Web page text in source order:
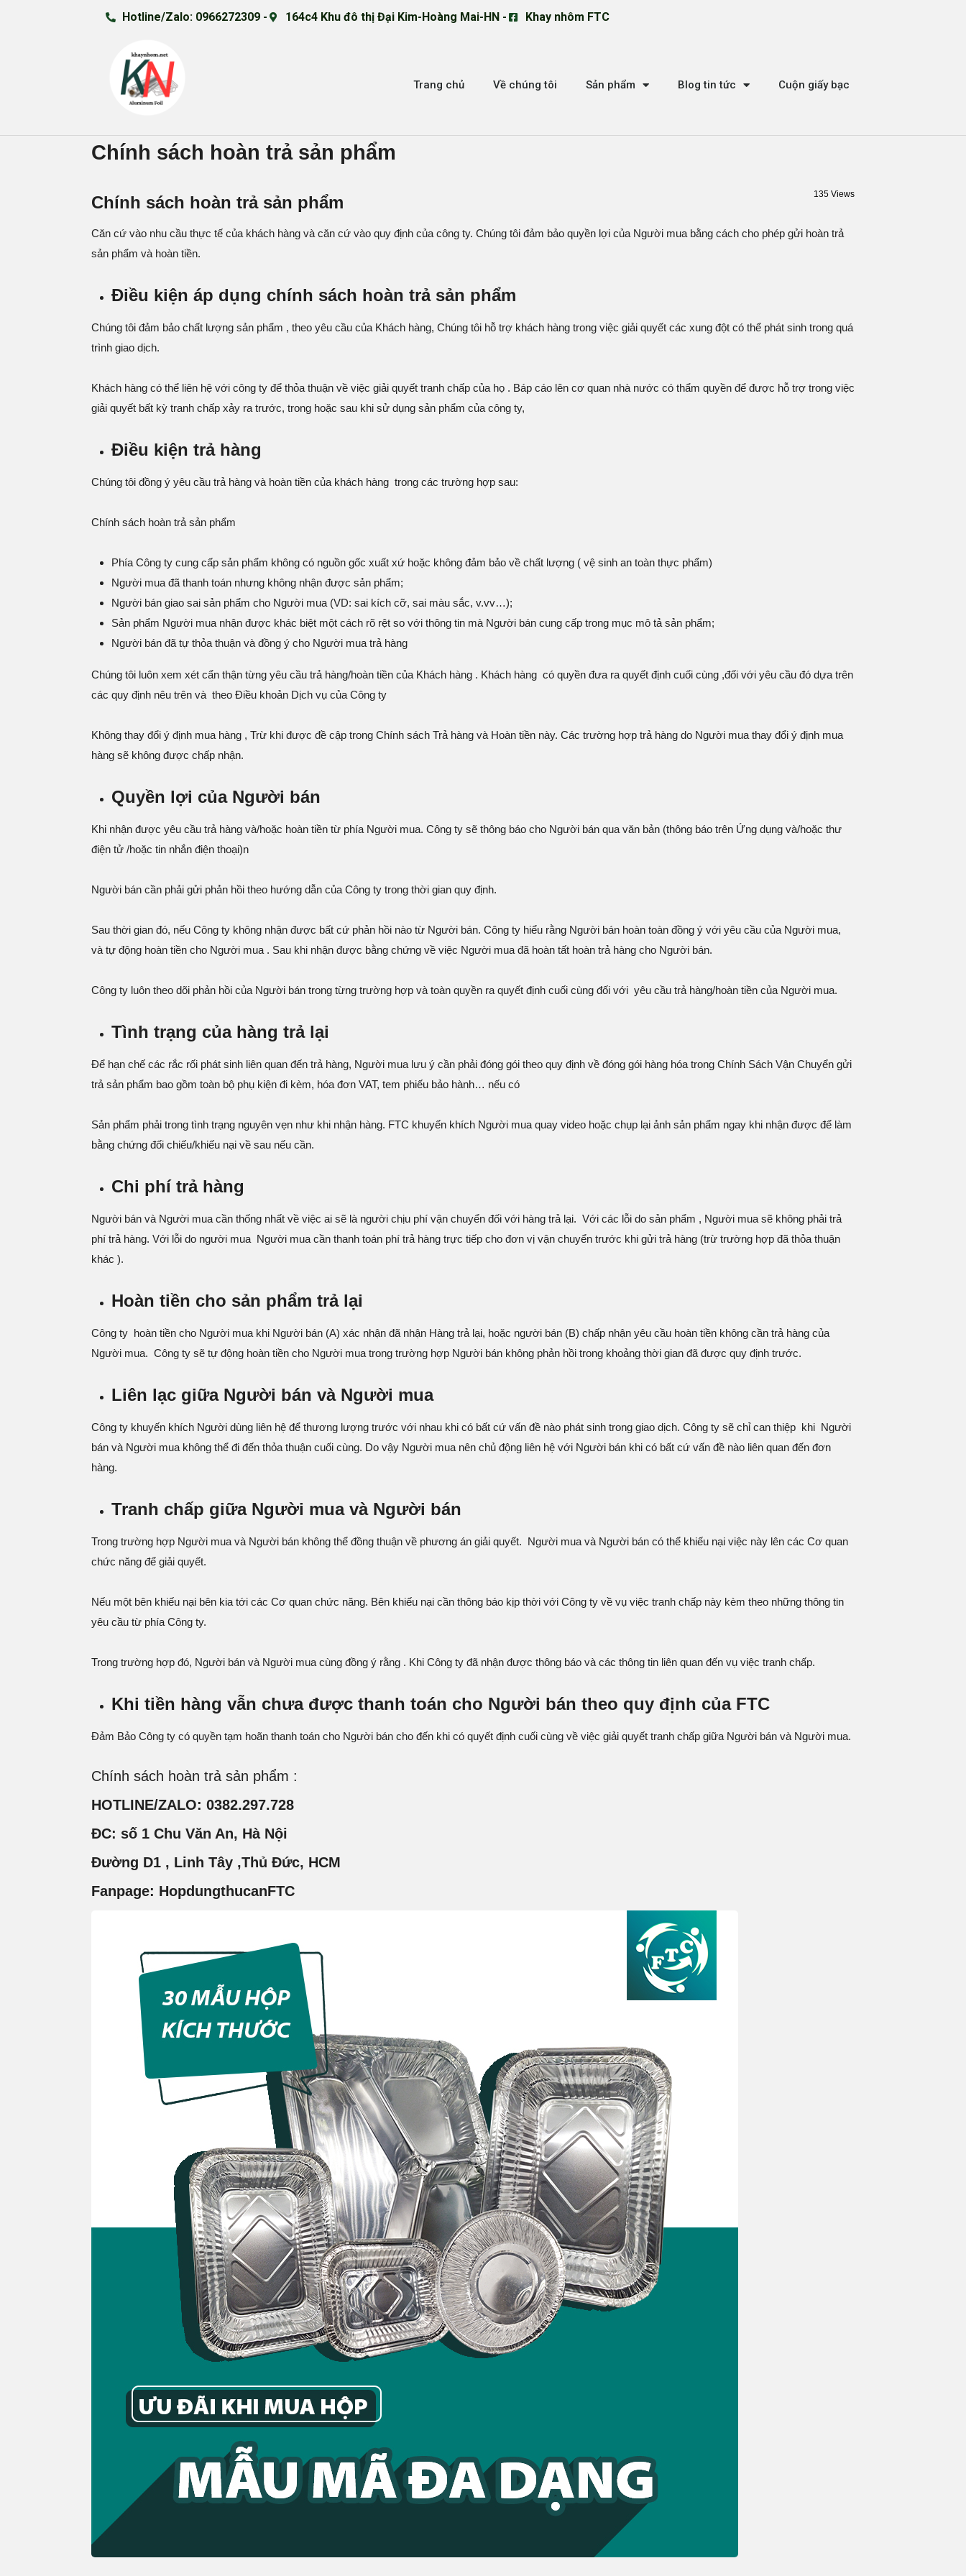
Hotline/Zalo: 0966272309 - 164c4 Khu đô thị Đại Kim-Hoàng Mai-HN - Khay nhôm FTC
Trang chủ Về chúng tôi Sản phẩm Blog tin tức Cuộn giấy bạc
Chính sách hoàn trả sản phẩm
135 Views
Chính sách hoàn trả sản phẩm
Căn cứ vào nhu cầu thực tế của khách hàng và căn cứ vào quy định của công ty. Chúng tôi đảm bảo quyền lợi của Người mua bằng cách cho phép gửi hoàn trả
sản phẩm và hoàn tiền.
Điều kiện áp dụng chính sách hoàn trả sản phẩm
Chúng tôi đảm bảo chất lượng sản phẩm , theo yêu cầu của Khách hàng, Chúng tôi hỗ trợ khách hàng trong việc giải quyết các xung đột có thể phát sinh trong quá
trình giao dịch.
Khách hàng có thể liên hệ với công ty để thỏa thuận về việc giải quyết tranh chấp của họ . Báp cáo lên cơ quan nhà nước có thẩm quyền để được hỗ trợ trong việc
giải quyết bất kỳ tranh chấp xảy ra trước, trong hoặc sau khi sử dụng sản phẩm của công ty,
Điều kiện trả hàng
Chúng tôi đồng ý yêu cầu trả hàng và hoàn tiền của khách hàng trong các trường hợp sau:
Chính sách hoàn trả sản phẩm
Phía Công ty cung cấp sản phẩm không có nguồn gốc xuất xứ hoặc không đảm bảo về chất lượng ( vệ sinh an toàn thực phẩm)
Người mua đã thanh toán nhưng không nhận được sản phẩm;
Người bán giao sai sản phẩm cho Người mua (VD: sai kích cỡ, sai màu sắc, v.vv…);
Sản phẩm Người mua nhận được khác biệt một cách rõ rệt so với thông tin mà Người bán cung cấp trong mục mô tả sản phẩm;
Người bán đã tự thỏa thuận và đồng ý cho Người mua trả hàng
Chúng tôi luôn xem xét cẩn thận từng yêu cầu trả hàng/hoàn tiền của Khách hàng . Khách hàng có quyền đưa ra quyết định cuối cùng ,đối với yêu cầu đó dựa trên
các quy định nêu trên và theo Điều khoản Dịch vụ của Công ty
Không thay đổi ý định mua hàng , Trừ khi được đề cập trong Chính sách Trả hàng và Hoàn tiền này. Các trường hợp trả hàng do Người mua thay đổi ý định mua
hàng sẽ không được chấp nhận.
Quyền lợi của Người bán
Khi nhận được yêu cầu trả hàng và/hoặc hoàn tiền từ phía Người mua. Công ty sẽ thông báo cho Người bán qua văn bản (thông báo trên Ứng dụng và/hoặc thư
điện tử /hoặc tin nhắn điện thoại)n
Người bán cần phải gửi phản hồi theo hướng dẫn của Công ty trong thời gian quy định.
Sau thời gian đó, nếu Công ty không nhận được bất cứ phản hồi nào từ Người bán. Công ty hiểu rằng Người bán hoàn toàn đồng ý với yêu cầu của Người mua,
và tự động hoàn tiền cho Người mua . Sau khi nhận được bằng chứng về việc Người mua đã hoàn tất hoàn trả hàng cho Người bán.
Công ty luôn theo dõi phản hồi của Người bán trong từng trường hợp và toàn quyền ra quyết định cuối cùng đối với yêu cầu trả hàng/hoàn tiền của Người mua.
Tình trạng của hàng trả lại
Để hạn chế các rắc rối phát sinh liên quan đến trả hàng, Người mua lưu ý cần phải đóng gói theo quy định về đóng gói hàng hóa trong Chính Sách Vận Chuyển gửi
trả sản phẩm bao gồm toàn bộ phụ kiện đi kèm, hóa đơn VAT, tem phiếu bảo hành… nếu có
Sản phẩm phải trong tình trạng nguyên vẹn như khi nhận hàng. FTC khuyến khích Người mua quay video hoặc chụp lại ảnh sản phẩm ngay khi nhận được để làm
bằng chứng đối chiếu/khiếu nại về sau nếu cần.
Chi phí trả hàng
Người bán và Người mua cần thống nhất về việc ai sẽ là người chịu phí vận chuyển đối với hàng trả lại. Với các lỗi do sản phẩm , Người mua sẽ không phải trả
phí trả hàng. Với lỗi do người mua Người mua cần thanh toán phí trả hàng trực tiếp cho đơn vị vận chuyển trước khi gửi trả hàng (trừ trường hợp đã thỏa thuận
khác ).
Hoàn tiền cho sản phẩm trả lại
Công ty hoàn tiền cho Người mua khi Người bán (A) xác nhận đã nhận Hàng trả lại, hoặc người bán (B) chấp nhận yêu cầu hoàn tiền không cần trả hàng của
Người mua. Công ty sẽ tự động hoàn tiền cho Người mua trong trường hợp Người bán không phản hồi trong khoảng thời gian đã được quy định trước.
Liên lạc giữa Người bán và Người mua
Công ty khuyến khích Người dùng liên hệ để thương lượng trước với nhau khi có bất cứ vấn đề nào phát sinh trong giao dịch. Công ty sẽ chỉ can thiệp khi Người
bán và Người mua không thể đi đến thỏa thuận cuối cùng. Do vậy Người mua nên chủ động liên hệ với Người bán khi có bất cứ vấn đề nào liên quan đến đơn
hàng.
Tranh chấp giữa Người mua và Người bán
Trong trường hợp Người mua và Người bán không thể đồng thuận về phương án giải quyết. Người mua và Người bán có thể khiếu nại việc này lên các Cơ quan
chức năng để giải quyết.
Nếu một bên khiếu nại bên kia tới các Cơ quan chức năng. Bên khiếu nại cần thông báo kịp thời với Công ty về vụ việc tranh chấp này kèm theo những thông tin
yêu cầu từ phía Công ty.
Trong trường hợp đó, Người bán và Người mua cùng đồng ý rằng . Khi Công ty đã nhận được thông báo và các thông tin liên quan đến vụ việc tranh chấp.
Khi tiền hàng vẫn chưa được thanh toán cho Người bán theo quy định của FTC
Đảm Bảo Công ty có quyền tạm hoãn thanh toán cho Người bán cho đến khi có quyết định cuối cùng về việc giải quyết tranh chấp giữa Người bán và Người mua.
Chính sách hoàn trả sản phẩm :
HOTLINE/ZALO: 0382.297.728
ĐC: số 1 Chu Văn An, Hà Nội
Đường D1 , Linh Tây ,Thủ Đức, HCM
Fanpage: HopdungthucanFTC